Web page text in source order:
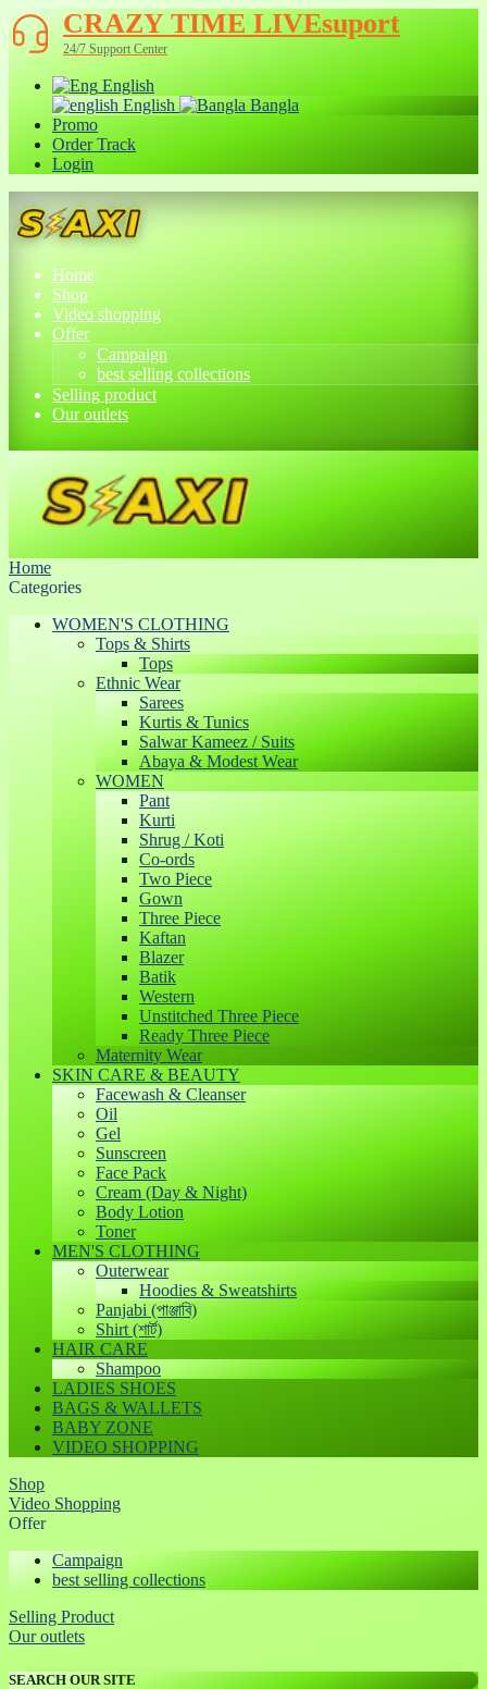
CRAZY TIME LIVEsuport
24/7 Support Center
English
English
Bangla
Promo
Order Track
Login
Home
Shop
Video shopping
Offer
Campaign
best selling collections
Selling product
Our outlets
Home
Categories
WOMEN'S CLOTHING
Tops & Shirts
Tops
Ethnic Wear
Sarees
Kurtis & Tunics
Salwar Kameez / Suits
Abaya & Modest Wear
WOMEN
Pant
Kurti
Shrug / Koti
Co-ords
Two Piece
Gown
Three Piece
Kaftan
Blazer
Batik
Western
Unstitched Three Piece
Ready Three Piece
Maternity Wear
SKIN CARE & BEAUTY
Facewash & Cleanser
Oil
Gel
Sunscreen
Face Pack
Cream (Day & Night)
Body Lotion
Toner
MEN'S CLOTHING
Outerwear
Hoodies & Sweatshirts
Panjabi (পাঞ্জাবি)
Shirt (শার্ট)
HAIR CARE
Shampoo
LADIES SHOES
BAGS & WALLETS
BABY ZONE
VIDEO SHOPPING
Shop
Video Shopping
Offer
Campaign
best selling collections
Selling Product
Our outlets
SEARCH OUR SITE